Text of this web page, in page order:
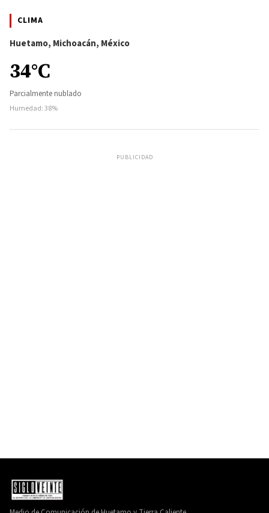
CLIMA
Huetamo, Michoacán, México
34°C
Parcialmente nublado
Humedad: 38%
PUBLICIDAD